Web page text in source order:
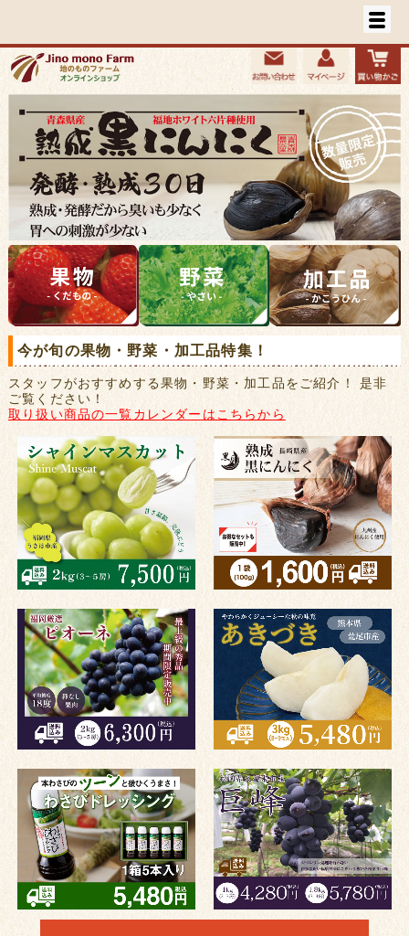
今が旬の果物・野菜・加工品特集！
スタッフがおすすめする果物・野菜・加工品をご紹介！ 是非
ご覧ください！
取り扱い商品の一覧カレンダーはこちらから